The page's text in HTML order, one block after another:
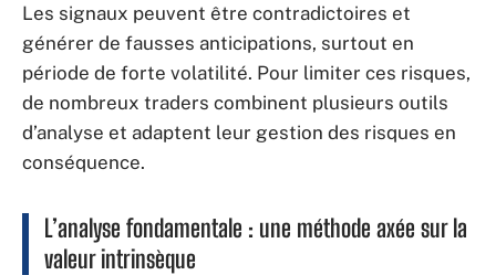
Les signaux peuvent être contradictoires et
générer de fausses anticipations, surtout en
période de forte volatilité. Pour limiter ces risques,
de nombreux traders combinent plusieurs outils
d’analyse et adaptent leur gestion des risques en
conséquence.
L’analyse fondamentale : une méthode axée sur la
valeur intrinsèque